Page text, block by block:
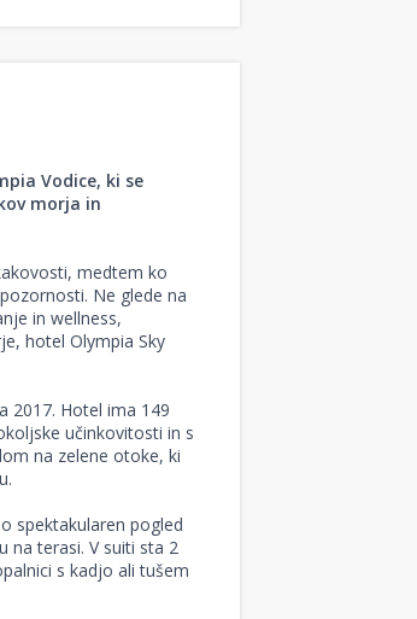
Vodice, ki se
morja in
medtem ko
Ne glede na
in wellness,
hotel Olympia Sky
2017. Hotel ima 149
učinkovitosti in s
na zelene otoke, ki
spektakularen pogled
na terasi. V suiti sta 2
s kadjo ali tušem